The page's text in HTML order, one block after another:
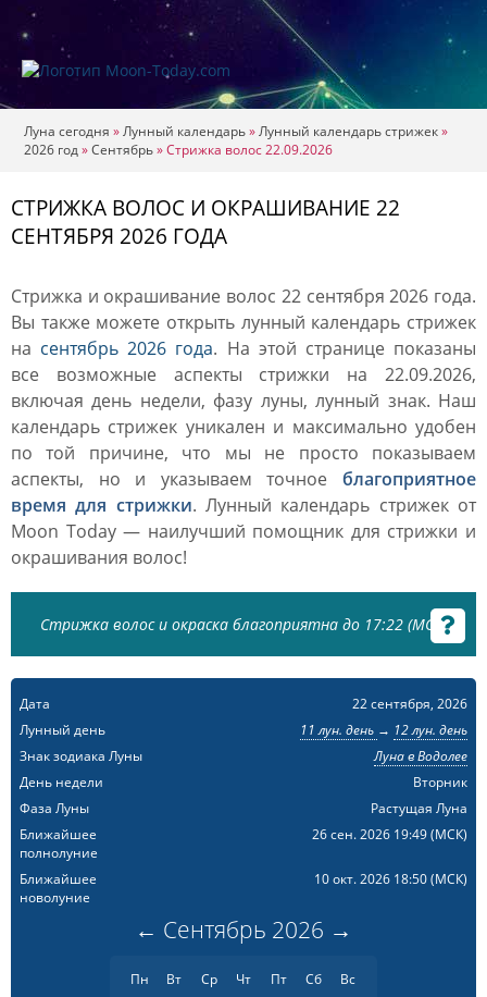
Луна сегодня »Лунный календарь»Лунный календарь стрижек»
2026 год»Сентябрь»Стрижка волос 22.09.2026
СТРИЖКА ВОЛОС И ОКРАШИВАНИЕ 22
СЕНТЯБРЯ 2026 ГОДА
Стрижка и окрашивание волос 22 сентября 2026 года.
Вы также можете открыть лунный календарь стрижек
на сентябрь 2026 года. На этой странице показаны
все возможные аспекты стрижки на 22.09.2026,
включая день недели, фазу луны, лунный знак. Наш
календарь стрижек уникален и максимально удобен
по той причине, что мы не просто показываем
аспекты, но и указываем точное благоприятное
время для стрижки. Лунный календарь стрижек от
Moon Today — наилучший помощник для стрижки и
окрашивания волос!
Стрижка волос и окраска благоприятна до 17:22 (МСК)
Дата
22 сентября, 2026
Лунный день
11 лун. день → 12 лун. день
Знак зодиака Луны
Луна в Водолее
День недели
Вторник
Фаза Луны
Растущая Луна
Ближайшее
полнолуние
26 сен. 2026 19:49(МСК)
Ближайшее
новолуние
10 окт. 2026 18:50(МСК)
← Сентябрь 2026 →
Пн Вт Ср Чт Пт Сб Вс